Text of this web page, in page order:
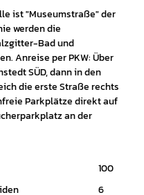
ist "Museumstraße" der
werden die
Bad und
Anreise per PKW: Über
SÜD, dann in den
die erste Straße rechts
Parkplätze direkt auf
an der
100
6